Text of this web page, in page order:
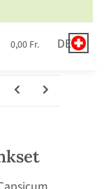
0,00 Fr. DE